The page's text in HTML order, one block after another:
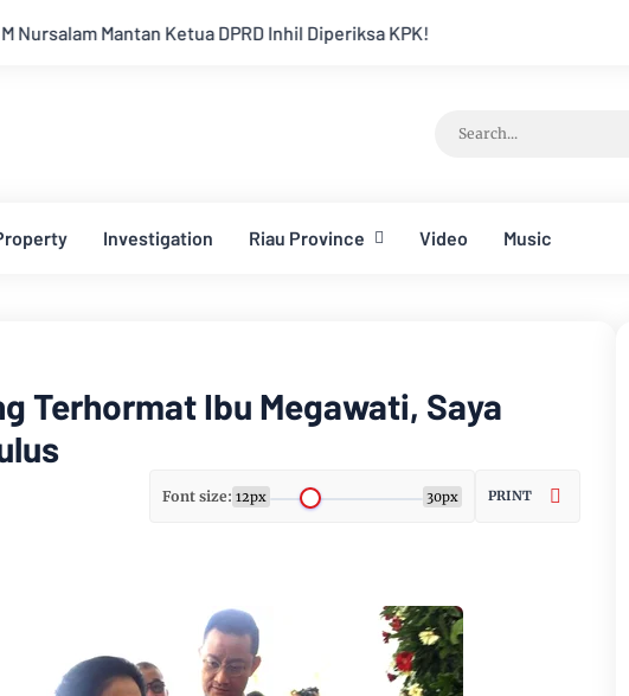
DPRD Inhil Diperiksa KPK!
Investigation Riau Province Video Music
Terhormat Ibu Megawati, Saya
Font size: 12px 30px PRINT